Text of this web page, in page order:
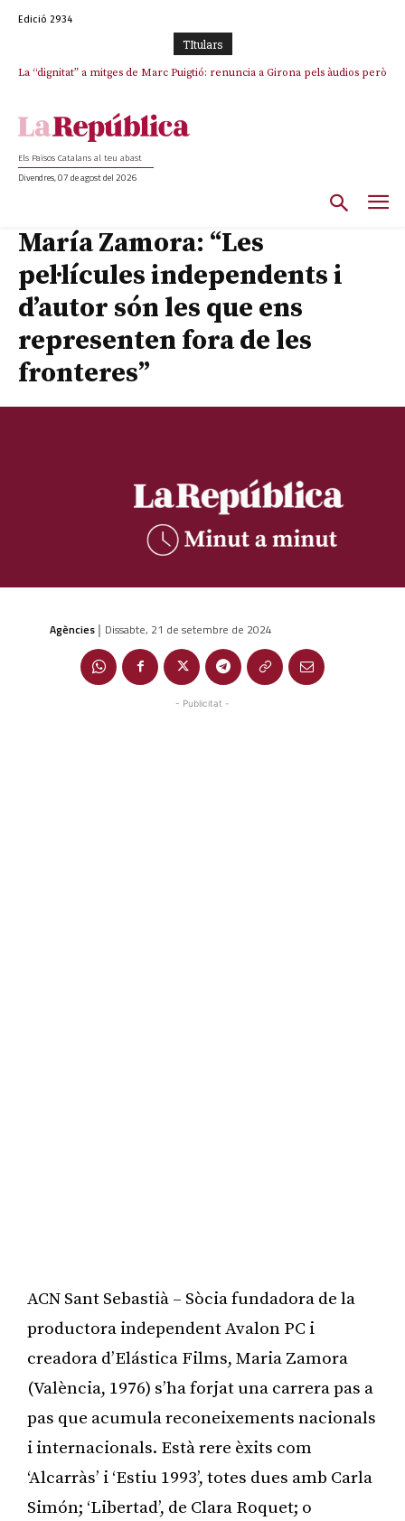
Edició 2934
TItulars
La “dignitat” a mitges de Marc Puigtió: renuncia a Girona pels àudios però
Junts exigeix que Catalunya quedi “fora” del repartiment dels menors
Els Països Catalans al teu abast
Divendres, 07 de agost del 2026
María Zamora: “Les
pel·lícules independents i
d’autor són les que ens
representen fora de les
fronteres”
Agències | Dissabte, 21 de setembre de 2024
- Publicitat -
ACN Sant Sebastià – Sòcia fundadora de la
productora independent Avalon PC i
creadora d’Elástica Films, Maria Zamora
(València, 1976) s’ha forjat una carrera pas a
pas que acumula reconeixements nacionals
i internacionals. Està rere èxits com
‘Alcarràs’ i ‘Estiu 1993’, totes dues amb Carla
Simón; ‘Libertad’, de Clara Roquet; o